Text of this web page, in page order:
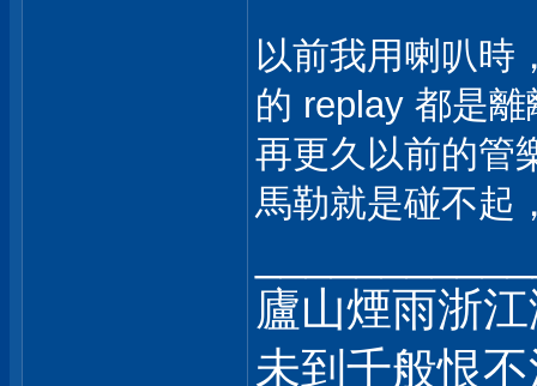
以前我用喇叭時
的 replay 都是
再更久以前的管
馬勒就是碰不起
廬山煙雨浙
未到千般恨